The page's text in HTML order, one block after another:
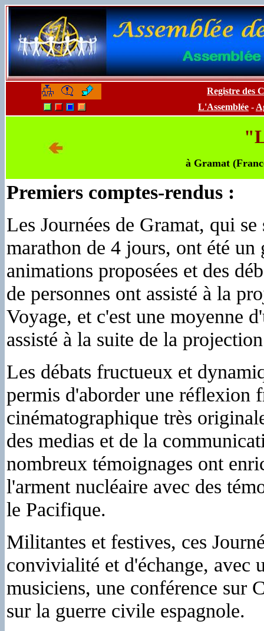
Registre des
L'Assemblée -
à Gramat
Premiers comptes-rendus :
Les Journées de Gramat, qui
marathon de 4 jours, ont été un
animations proposées et des
de personnes ont assisté à la
Voyage, et c'est une moyenne
assisté à la suite de la
Les débats fructueux et
permis d'aborder une réflexion
cinématographique très
des medias et de la
nombreux témoignages ont
l'arment nucléaire avec des
le Pacifique.
Militantes et festives, ces
convivialité et d'échange, avec
musiciens, une conférence sur
sur la guerre civile espagnole.